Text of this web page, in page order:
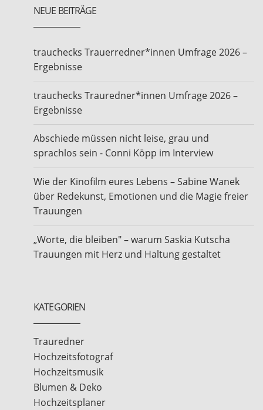
NEUE BEITRÄGE
trauchecks Trauerredner*innen Umfrage 2026 –
Ergebnisse
trauchecks Trauredner*innen Umfrage 2026 –
Ergebnisse
Abschiede müssen nicht leise, grau und
sprachlos sein - Conni Köpp im Interview
Wie der Kinofilm eures Lebens – Sabine Wanek
über Redekunst, Emotionen und die Magie freier
Trauungen
„Worte, die bleiben" – warum Saskia Kutscha
Trauungen mit Herz und Haltung gestaltet
KATEGORIEN
Trauredner
Hochzeitsfotograf
Hochzeitsmusik
Blumen & Deko
Hochzeitsplaner